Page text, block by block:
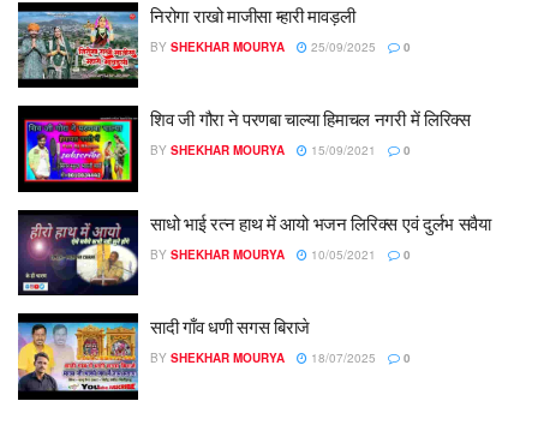
निरोगा राखो माजीसा म्हारी मावड़ली
BY SHEKHAR MOURYA 25/09/2025 0
शिव जी गौरा ने परणबा चाल्या हिमाचल नगरी में लिरिक्स
BY SHEKHAR MOURYA 15/09/2021 0
साधो भाई रत्न हाथ में आयो भजन लिरिक्स एवं दुर्लभ सवैया
BY SHEKHAR MOURYA 10/05/2021 0
सादी गाँव धणी सगस बिराजे
BY SHEKHAR MOURYA 18/07/2025 0